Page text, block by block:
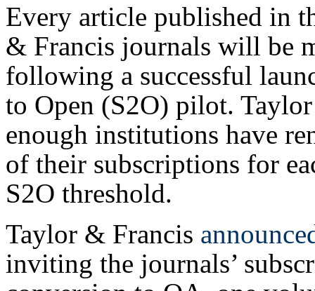
Every article published in
& Francis journals will be
following a successful
to Open (S2O) pilot.
enough institutions have
of their subscriptions for
S2O threshold.
Taylor & Francis
inviting the journals’